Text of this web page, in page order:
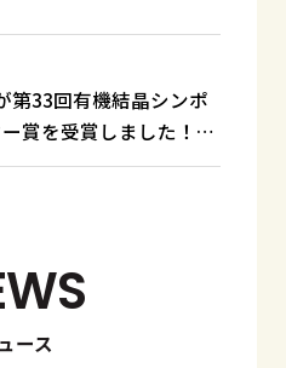
33回有機結晶シンポ
賞を受賞しました！
ース